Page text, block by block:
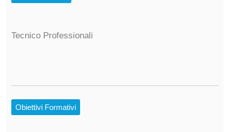
Tecnico Professionali
Obiettivi Formativi